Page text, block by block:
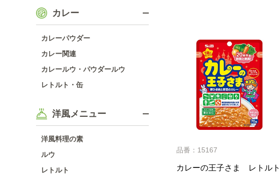
カレー
カレーパウダー
カレー関連
カレールウ・パウダールウ
レトルト・缶
洋風メニュー
洋風料理の素
ルウ
レトルト
品番：15167
カレーの王子さま レトルト